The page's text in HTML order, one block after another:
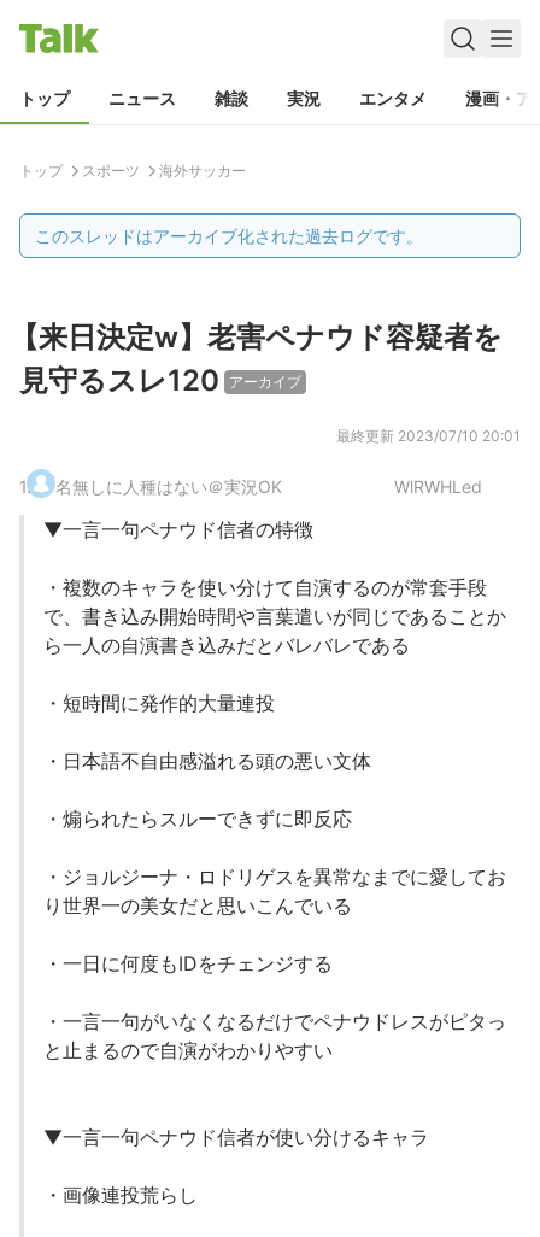
トップ ニュース 雑談 実況 エンタメ 漫画・ア
トップ スポーツ 海外サッカー
このスレッドはアーカイブ化された過去ログです。
【来日決定w】老害ペナウド容疑者を
見守るスレ120
アーカイブ
最終更新 2023/07/10 20:01
1. 名無しに人種はない＠実況OK WlRWHLed
▼一言一句ペナウド信者の特徴
・複数のキャラを使い分けて自演するのが常套手段
で、書き込み開始時間や言葉遣いが同じであることか
ら一人の自演書き込みだとバレバレである
・短時間に発作的大量連投
・日本語不自由感溢れる頭の悪い文体
・煽られたらスルーできずに即反応
・ジョルジーナ・ロドリゲスを異常なまでに愛してお
り世界一の美女だと思いこんでいる
・一日に何度もIDをチェンジする
・一言一句がいなくなるだけでペナウドレスがピタっ
と止まるので自演がわかりやすい
▼一言一句ペナウド信者が使い分けるキャラ
・画像連投荒らし